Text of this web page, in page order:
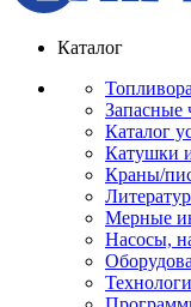
Каталог
Запасные
Каталог
Катушки
Краны/
Мерные
Насосы,